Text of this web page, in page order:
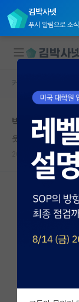
김박사넷
푸시 알림으로 소
대학원생 모집
국내대학원 정보
연구실&오픈랩
커뮤니티
커뮤니티 홈
전체글보기
베스트 게시
자유 게시판
커뮤니티 홈
박사과정생들
웃는 레오나르도 다빈
2024.04.20 10